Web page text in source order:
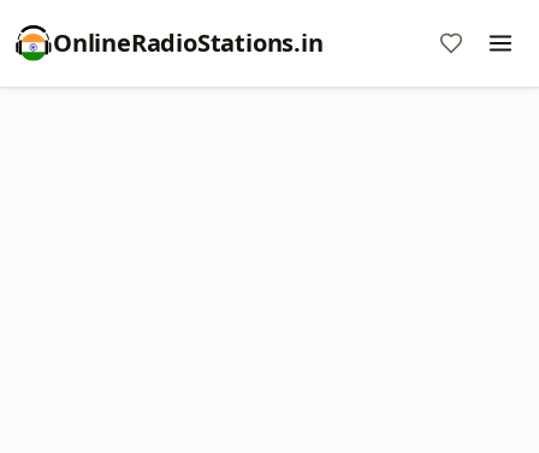
OnlineRadioStations.in